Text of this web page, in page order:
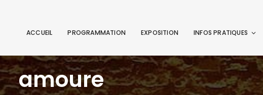
ACCUEIL PROGRAMMATION EXPOSITION INFOS PRATIQUES
amoure